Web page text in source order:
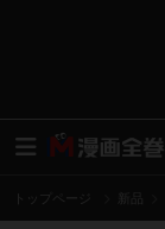
トップページ